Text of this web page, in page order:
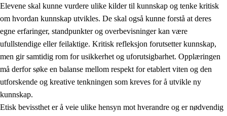
1.3 Kritisk tenkning og etisk bevissthet
1.4 Skaperglede, engasjement og utforskertrang
1.5 Respekt for naturen og miljøbevissthet
1.6 Demokrati og medvirkning
Elevene skal kunne vurdere ulike kilder til kunnskap og tenke kritisk
om hvordan kunnskap utvikles. De skal også kunne forstå at deres
egne erfaringer, standpunkter og overbevisninger kan være
ufullstendige eller feilaktige. Kritisk refleksjon forutsetter kunnskap,
men gir samtidig rom for usikkerhet og uforutsigbarhet. Opplæringen
må derfor søke en balanse mellom respekt for etablert viten og den
utforskende og kreative tenkningen som kreves for å utvikle ny
kunnskap.
Etisk bevissthet er å veie ulike hensyn mot hverandre og er nødvendig